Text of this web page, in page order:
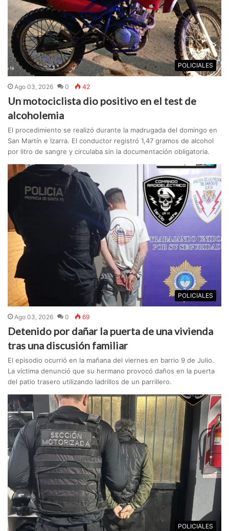
POLICIALES
Ago 03, 2026 0 42
Un motociclista dio positivo en el test de
alcoholemia
El procedimiento se realizó durante la madrugada del domingo en
San Martín e Izarra. El conductor registró 1,47 gramos de alcohol
por litro de sangre y circulaba sin la documentación obligatoria.
POLICIALES
Ago 03, 2026 0 69
Detenido por dañar la puerta de una vivienda
tras una discusión familiar
El episodio ocurrió en la mañana del viernes en barrio 9 de Julio.
La víctima denunció que su hermano provocó daños en la puerta
del patio trasero utilizando ladrillos de un parrillero.
POLICIALES